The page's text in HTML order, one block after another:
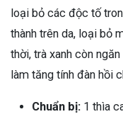
loại bỏ các độc tố
thành trên da, loại bỏ
thời, trà xanh còn
làm tăng tính đàn hồi
Chuẩn bị: 1 thìa